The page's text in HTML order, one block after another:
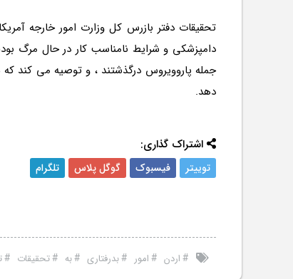
تحقیقات دفتر بازرس كل وزارت امور خارجه
دامپزشكی و شرایط نامناسب كار در حال مرگ
جمله پاروویروس درگذشتند ، و توصیه می كند كه
دهد.
اشتراک گذاری:
توییتر فیسبوک گوگل پلاس تلگرام
#اردن #امور #بدرفتاری #به #تحقیقات #